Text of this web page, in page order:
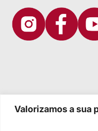
Valorizamos a sua